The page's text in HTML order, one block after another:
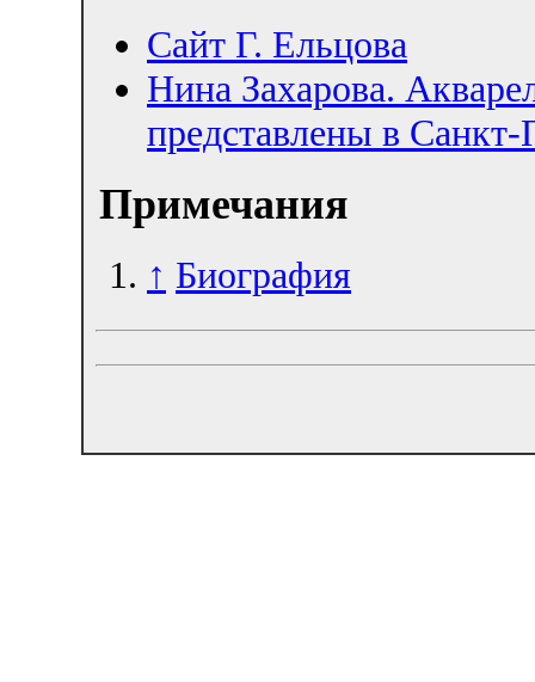
Сайт Г. Ельцова
Нина Захарова.
представлены в Санкт-
Примечания
↑ Биография